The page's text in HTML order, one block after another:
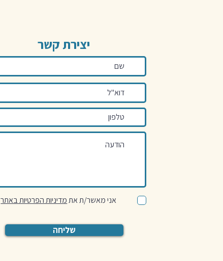
יצירת קשר
אני מאשר/ת את מדיניות הפרטיות באתר
שליחה